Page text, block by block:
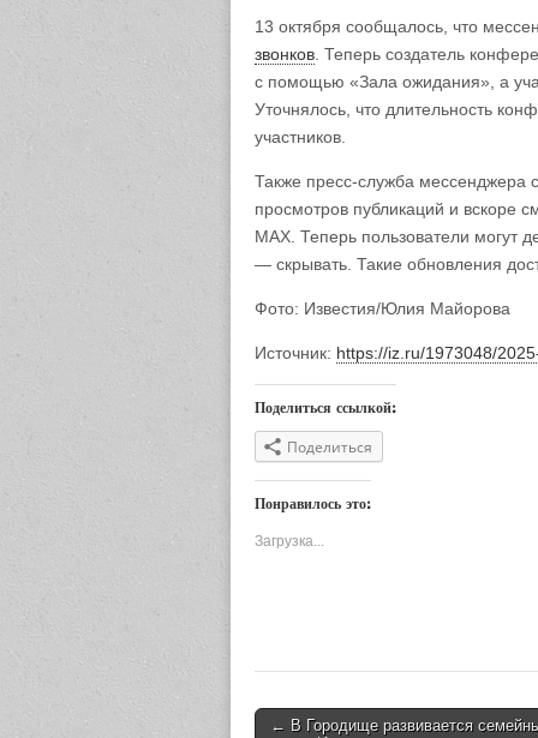
13 октября сообщалось, что
звонков . Теперь создатель
с помощью «Зала ожидания», а
Уточнялось, что длительность
участников.
Также пресс-служба мессенджера
просмотров публикаций и вскоре
MAX. Теперь пользователи могут
— скрывать. Такие обновления
Фото: Известия/Юлия Майорова
Источник: https://iz.ru/1973048/
Поделиться ссылкой:
Поделиться
Понравилось это:
Загрузка...
← В Городище развивается